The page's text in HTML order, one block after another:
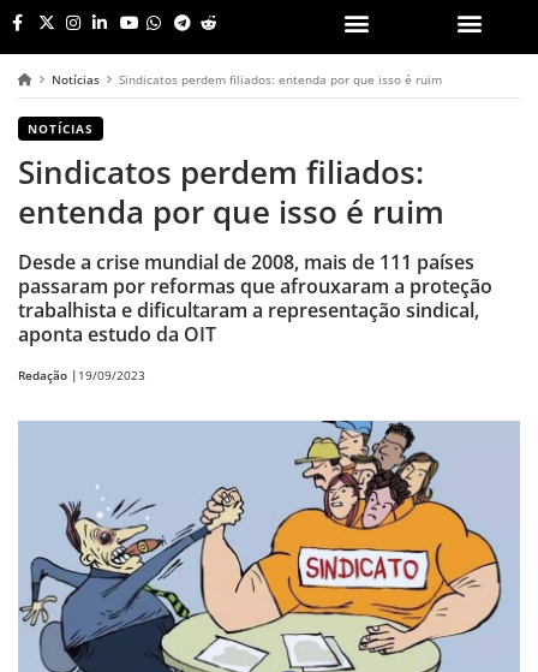
Notícias Sindicatos perdem filiados: entenda por que isso é ruim
NOTÍCIAS
Sindicatos perdem filiados:
entenda por que isso é ruim
Desde a crise mundial de 2008, mais de 111 países
passaram por reformas que afrouxaram a proteção
trabalhista e dificultaram a representação sindical,
aponta estudo da OIT
Redação | 19/09/2023